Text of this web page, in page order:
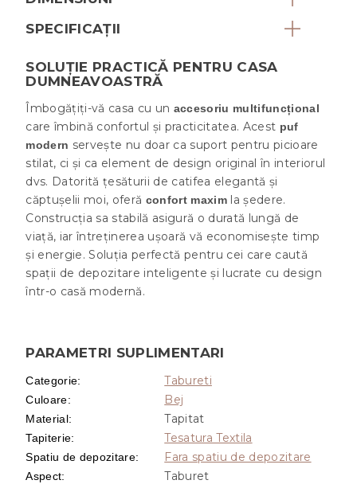
SPECIFICAȚII
SOLUȚIE PRACTICĂ PENTRU CASA
DUMNEAVOASTRĂ
Îmbogățiți-vă casa cu un accesoriu multifuncțional
care îmbină confortul și practicitatea. Acest puf
modern servește nu doar ca suport pentru picioare
stilat, ci și ca element de design original în interiorul
dvs. Datorită țesăturii de catifea elegantă și
căptușelii moi, oferă confort maximla ședere.
Construcția sa stabilă asigură o durată lungă de
viață, iar întreținerea ușoară vă economisește timp
și energie. Soluția perfectă pentru cei care caută
spații de depozitare inteligente și lucrate cu design
într-o casă modernă.
PARAMETRI SUPLIMENTARI
Categorie: Tabureti
Culoare: Bej
Material: Tapitat
Tapiterie: Tesatura Textila
Spatiu de depozitare: Fara spatiu de depozitare
Aspect: Taburet